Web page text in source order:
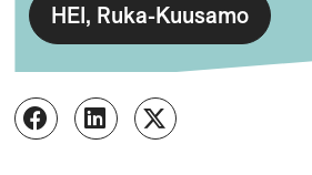
HEI, Ruka-Kuusamo